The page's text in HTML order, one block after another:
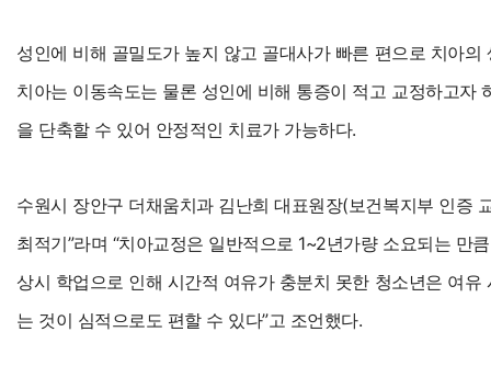
성인에 비해 골밀도가 높지 않고 골대사가 빠른 편으로 치아
치아는 이동속도는 물론 성인에 비해 통증이 적고 교정하고자
을 단축할 수 있어 안정적인 치료가 가능하다.
수원시 장안구 더채움치과 김난희 대표원장(보건복지부 인증
최적기”라며 “치아교정은 일반적으로 1~2년가량 소요되는 만
상시 학업으로 인해 시간적 여유가 충분치 못한 청소년은 여
는 것이 심적으로도 편할 수 있다”고 조언했다.